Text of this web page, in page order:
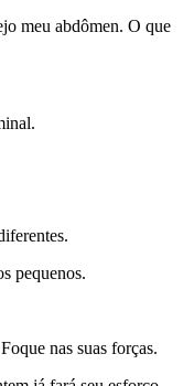
meu abdômen. O que
pequenos.
nas suas forças.